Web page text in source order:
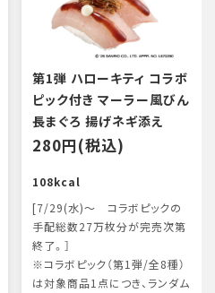
第1弾 ハローキティ コラボ
ピック付き マーラー風びん
長まぐろ 揚げネギ添え
280円(税込)
108kcal
[7/29(水)～ コラボピックの
手配総数27万枚分が完売次第
終了。］
※コラボピック（第1弾/全8種）
は対象商品1点につき、ランダム